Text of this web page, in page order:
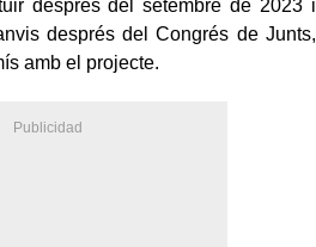
després del setembre de 2023 i
després del Congrés de Junts,
amb el projecte.